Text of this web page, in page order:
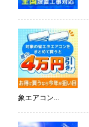
象エアコン...